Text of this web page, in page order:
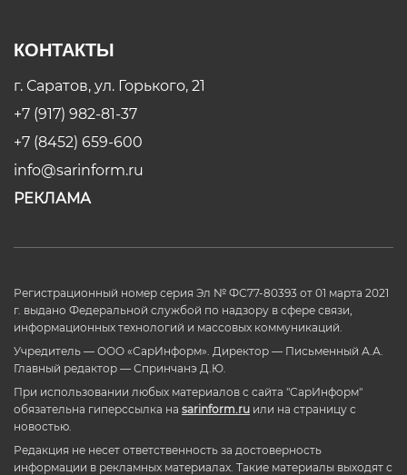
КОНТАКТЫ
г. Саратов, ул. Горького, 21
+7 (917) 982-81-37
+7 (8452) 659-600
info@sarinform.ru
РЕКЛАМА
Регистрационный номер серия Эл № ФС77-80393 от 01 марта 2021
г. выдано Федеральной службой по надзору в сфере связи,
информационных технологий и массовых коммуникаций.
Учредитель — ООО «СарИнформ». Директор — Письменный А.А.
Главный редактор — Спринчанэ Д.Ю.
При использовании любых материалов с сайта "СарИнформ"
обязательна гиперссылка на sarinform.ru или на страницу с
новостью.
Редакция не несет ответственность за достоверность
информации в рекламных материалах. Такие материалы выходят с